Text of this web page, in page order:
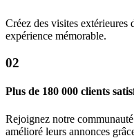
Créez des visites extérieures
expérience mémorable.
02
Plus de 180 000 clients
Rejoignez notre
amélioré leurs annonces